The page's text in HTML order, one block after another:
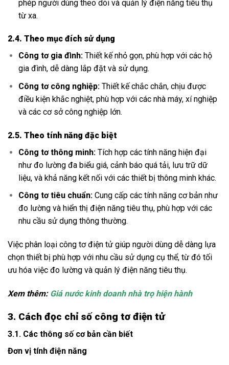
phép người dùng theo dõi và quản lý điện năng tiêu thụ
từ xa.
2.4. Theo mục đích sử dụng
Công tơ gia đình:Thiết kế nhỏ gọn, phù hợp với các hộ
gia đình, dễ dàng lắp đặt và sử dụng.
Công tơ công nghiệp:Thiết kế chắc chắn, chịu được
điều kiện khắc nghiệt, phù hợp với các nhà máy, xí nghiệp
và các cơ sở công nghiệp lớn.
2.5. Theo tính năng đặc biệt
Công tơ thông minh:Tích hợp các tính năng hiện đại
như đo lường đa biểu giá, cảnh báo quá tải, lưu trữ dữ
liệu, và khả năng kết nối với các thiết bị thông minh khác.
Công tơ tiêu chuẩn:Cung cấp các tính năng cơ bản như
đo lường và hiển thị điện năng tiêu thụ, phù hợp với các
nhu cầu sử dụng thông thường.
Việc phân loại công tơ điện tử giúp người dùng dễ dàng lựa
chọn thiết bị phù hợp với nhu cầu sử dụng cụ thể, từ đó tối
ưu hóa việc đo lường và quản lý điện năng tiêu thụ.
Xem thêm: Giá nước kinh doanh nhà trọ hiện hành
3. Cách đọc chỉ số công tơ điện tử
3.1. Các thông số cơ bản cần biết
Đơn vị tính điện năng